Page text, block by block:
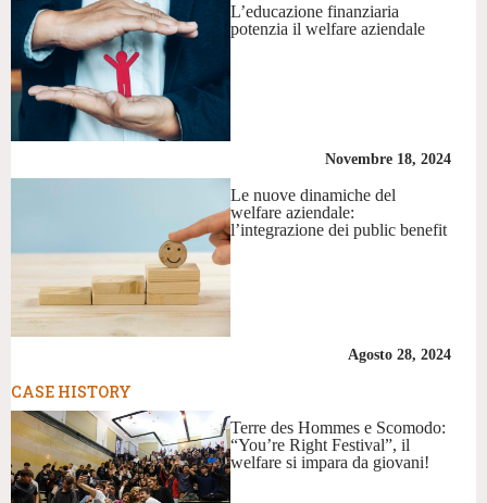
L’educazione finanziaria
potenzia il welfare aziendale
Novembre 18, 2024
Le nuove dinamiche del
welfare aziendale:
l’integrazione dei public benefit
Agosto 28, 2024
CASE HISTORY
Terre des Hommes e Scomodo:
“You’re Right Festival”, il
welfare si impara da giovani!